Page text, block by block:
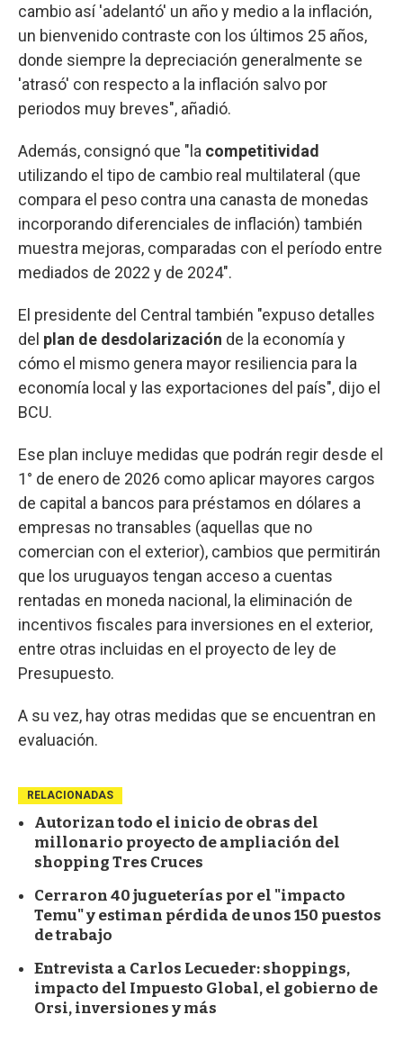
cambio así 'adelantó' un año y medio a la inflación,
un bienvenido contraste con los últimos 25 años,
donde siempre la depreciación generalmente se
'atrasó' con respecto a la inflación salvo por
periodos muy breves", añadió.
Además, consignó que "la competitividad
utilizando el tipo de cambio real multilateral (que
compara el peso contra una canasta de monedas
incorporando diferenciales de inflación) también
muestra mejoras, comparadas con el período entre
mediados de 2022 y de 2024".
El presidente del Central también "expuso detalles
del plan de desdolarización de la economía y
cómo el mismo genera mayor resiliencia para la
economía local y las exportaciones del país", dijo el
BCU.
Ese plan incluye medidas que podrán regir desde el
1° de enero de 2026 como aplicar mayores cargos
de capital a bancos para préstamos en dólares a
empresas no transables (aquellas que no
comercian con el exterior), cambios que permitirán
que los uruguayos tengan acceso a cuentas
rentadas en moneda nacional, la eliminación de
incentivos fiscales para inversiones en el exterior,
entre otras incluidas en el proyecto de ley de
Presupuesto.
A su vez, hay otras medidas que se encuentran en
evaluación.
RELACIONADAS
Autorizan todo el inicio de obras del
millonario proyecto de ampliación del
shopping Tres Cruces
Cerraron 40 jugueterías por el "impacto
Temu" y estiman pérdida de unos 150 puestos
de trabajo
Entrevista a Carlos Lecueder: shoppings,
impacto del Impuesto Global, el gobierno de
Orsi, inversiones y más